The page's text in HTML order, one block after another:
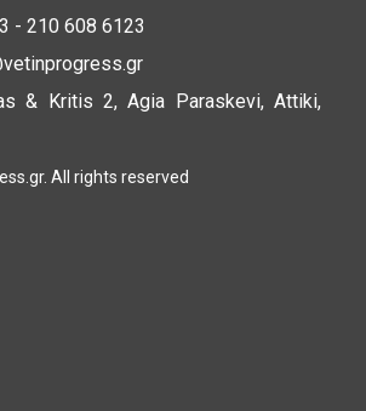
- 210 608 6123
& Kritis 2, Agia Paraskevi, Attiki,
All rights reserved